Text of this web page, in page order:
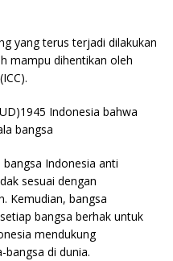
yang terus terjadi dilakukan
mampu dihentikan oleh
Indonesia bahwa
bangsa
Indonesia anti
sesuai dengan
Kemudian, bangsa
bangsa berhak untuk
mendukung
bangsa di dunia.